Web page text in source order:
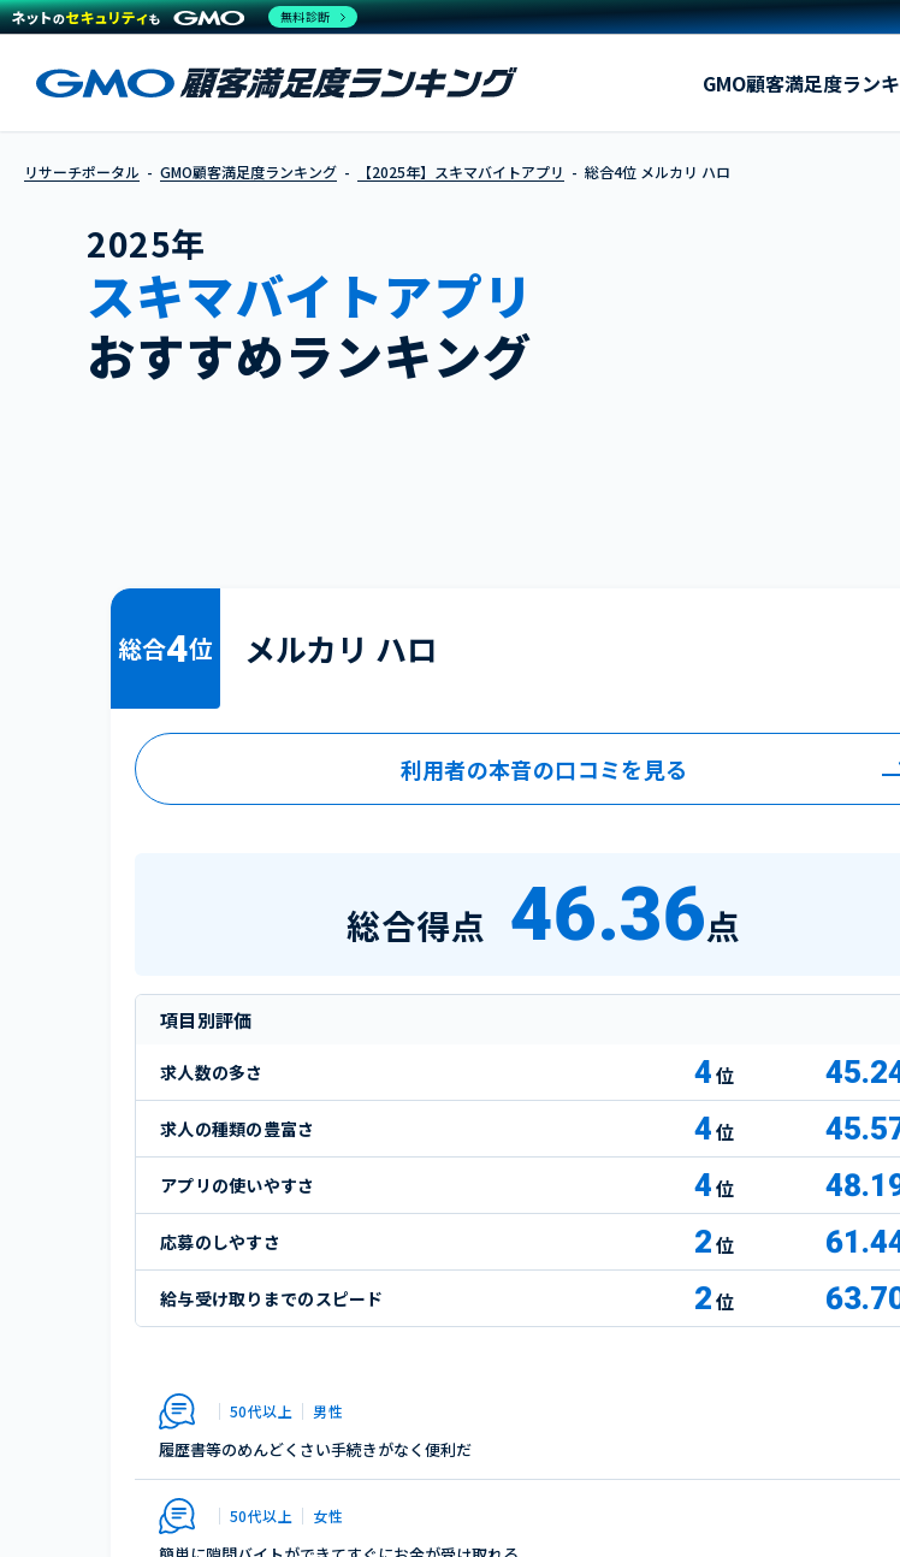
GMO顧客満足度ラン
リサーチポータル GMO顧客満足度ランキング 【2025年】スキマバイトアプリ 総合4位 メルカリ ハロ
2025年
スキマバイトアプリ
おすすめランキング
総合4位 メルカリ ハロ
利用者の本音の口コミを見る
総合得点 46.36点
項目別評価
求人数の多さ 4
求人の種類の豊富さ 4
アプリの使いやすさ 4
応募のしやすさ 2
給与受け取りまでのスピード 2
50代以上 男性
履歴書等のめんどくさい手続きがなく便利だ
50代以上 女性
無料診断